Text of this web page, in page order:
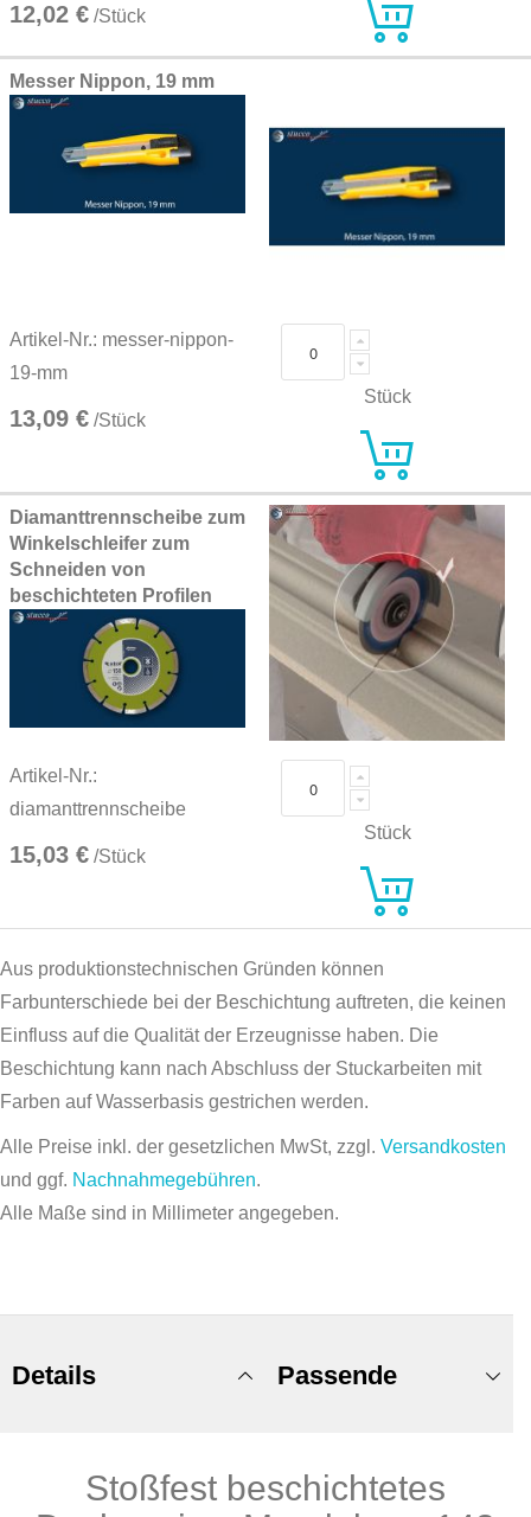
12,02 € /Stück
Messer Nippon, 19 mm
Artikel-Nr.: messer-nippon-
19-mm
13,09 € /Stück
Stück
Diamanttrennscheibe zum
Winkelschleifer zum
Schneiden von
beschichteten Profilen
Artikel-Nr.:
diamanttrennscheibe
15,03 € /Stück
Stück
Aus produktionstechnischen Gründen können
Farbunterschiede bei der Beschichtung auftreten, die keinen
Einfluss auf die Qualität der Erzeugnisse haben. Die
Beschichtung kann nach Abschluss der Stuckarbeiten mit
Farben auf Wasserbasis gestrichen werden.
Alle Preise inkl. der gesetzlichen MwSt, zzgl. Versandkosten
und ggf. Nachnahmegebühren.
Alle Maße sind in Millimeter angegeben.
Details
Stoßfest beschichtetes
Passende
Produkte